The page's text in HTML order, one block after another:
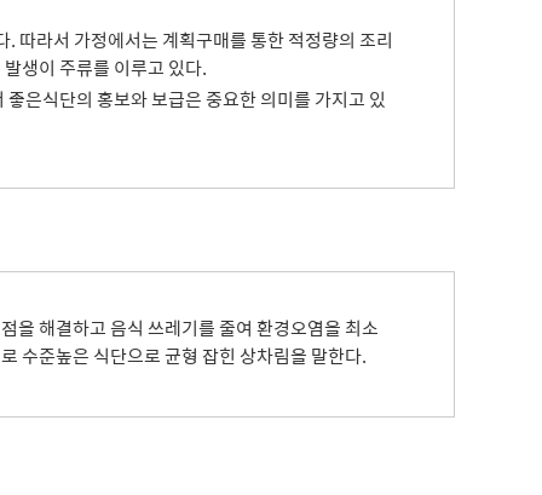
따라서 가정에서는 계획구매를 통한 적정량의 조리
생이 주류를 이루고 있다.
은식단의 홍보와 보급은 중요한 의미를 가지고 있
을 해결하고 음식 쓰레기를 줄여 환경오염을 최소
수준높은 식단으로 균형 잡힌 상차림을 말한다.